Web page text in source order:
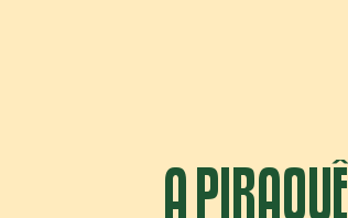
A PIRAQUÊ